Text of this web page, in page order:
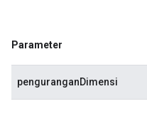
Parameter
penguranganDimensi